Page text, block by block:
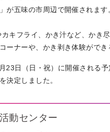
が五味の市周辺で開催されま
キフライ、かき汁など、かき
ーナーや、かき剥き体験がで
23日（日・祝）に開催される
決定しました。
動センター